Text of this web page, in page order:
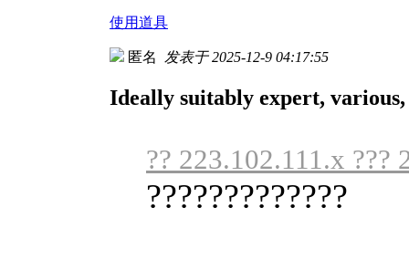
使用道具
匿名 发表于 2025-12-9 04:17:55
Ideally suitably expert,
?? 223.102.111.x ???
?????????????